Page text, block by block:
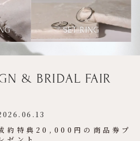
SET RING
& BRIDAL FAIR
約特典20,000円の商品券プ